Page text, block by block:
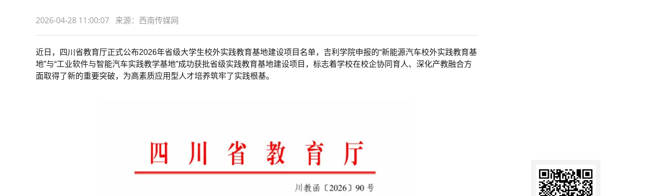
2026-04-28 11:00:07 来源：西南传媒网
近日，四川省教育厅正式公布2026年省级大学生校外实践教育基地建设项目名单，吉利学院申报的“新能源汽车校外实践教育基
地”与“工业软件与智能汽车实践教学基地”成功获批省级实践教育基地建设项目，标志着学校在校企协同育人、深化产教融合方
面取得了新的重要突破，为高素质应用型人才培养筑牢了实践根基。